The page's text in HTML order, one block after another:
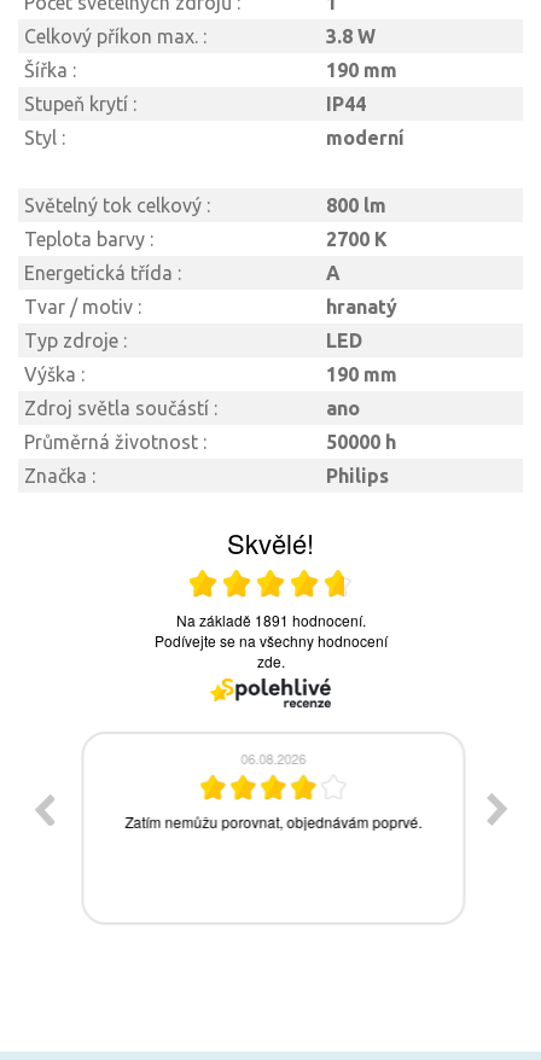
Celkový příkon max. :
3.8 W
Šířka :
190 mm
Stupeň krytí :
IP44
Styl :
moderní
Světelný tok celkový :
800 lm
Teplota barvy :
2700 K
Energetická třída :
A
Tvar / motiv :
hranatý
Typ zdroje :
LED
Výška :
190 mm
Zdroj světla součástí :
ano
Průměrná životnost :
50000 h
Značka :
Philips